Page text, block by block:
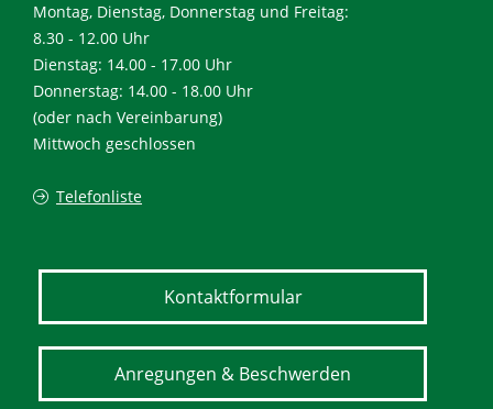
Montag, Dienstag, Donnerstag und Freitag:
8.30 - 12.00 Uhr
Dienstag: 14.00 - 17.00 Uhr
Donnerstag: 14.00 - 18.00 Uhr
(oder nach Vereinbarung)
Mittwoch geschlossen
Telefonliste
Kontaktformular
Anregungen & Beschwerden